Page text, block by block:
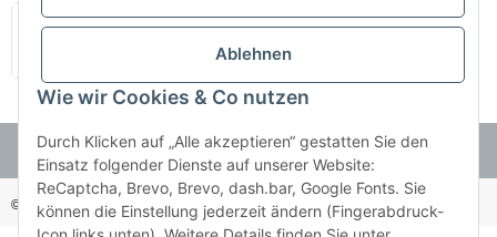
© Holzner-Trading GmbH&Co KG Besucherzähler: 3511255
Ablehnen
Wie wir Cookies & Co nutzen
Durch Klicken auf „Alle akzeptieren“ gestatten Sie den
Einsatz folgender Dienste auf unserer Website:
ReCaptcha, Brevo, Brevo, dash.bar, Google Fonts. Sie
können die Einstellung jederzeit ändern (Fingerabdruck-